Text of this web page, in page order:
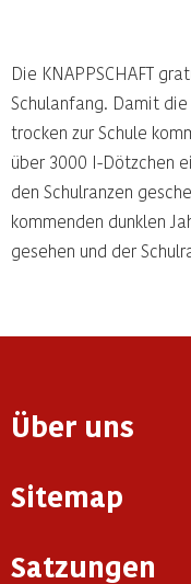
Die KNAPPSCHAFT
Schulanfang. Damit
trocken zur Schule
über 3000 I-Dötzchen
den Schulranzen
kommenden dunklen
gesehen und der
Über uns
Sitemap
Satzungen